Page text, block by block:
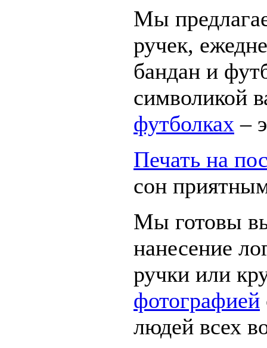
Мы
ручек,
бандан и
символикой
футболках –
Печать на
сон
Мы готовы
нанесение
ручки или
фотографией
людей всех